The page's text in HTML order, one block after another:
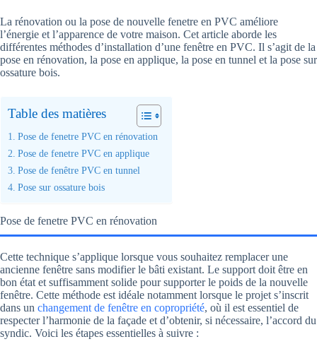
La rénovation ou la pose de nouvelle fenetre en PVC améliore
l’énergie et l’apparence de votre maison. Cet article aborde les
différentes méthodes d’installation d’une fenêtre en PVC. Il s’agit de la
pose en rénovation, la pose en applique, la pose en tunnel et la pose sur
ossature bois.
Table des matières
Pose de fenetre PVC en rénovation
Pose de fenetre PVC en applique
Pose de fenêtre PVC en tunnel
Pose sur ossature bois
Pose de fenetre PVC en rénovation
Cette technique s’applique lorsque vous souhaitez remplacer une
ancienne fenêtre sans modifier le bâti existant. Le support doit être en
bon état et suffisamment solide pour supporter le poids de la nouvelle
fenêtre. Cette méthode est idéale notamment lorsque le projet s’inscrit
dans un changement de fenêtre en copropriété, où il est essentiel de
respecter l’harmonie de la façade et d’obtenir, si nécessaire, l’accord du
syndic. Voici les étapes essentielles à suivre :